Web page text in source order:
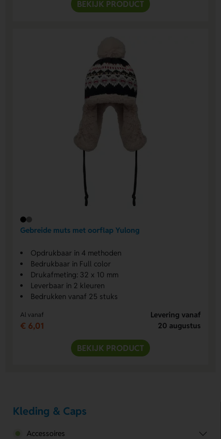
BEKIJK PRODUCT
Gebreide muts met oorflap Yulong
Opdrukbaar in 4 methoden
Bedrukbaar in Full color
Drukafmeting: 32 x 10 mm
Leverbaar in 2 kleuren
Bedrukken vanaf 25 stuks
Al vanaf
€ 6,01
Levering vanaf
20 augustus
BEKIJK PRODUCT
Kleding & Caps
Accessoires